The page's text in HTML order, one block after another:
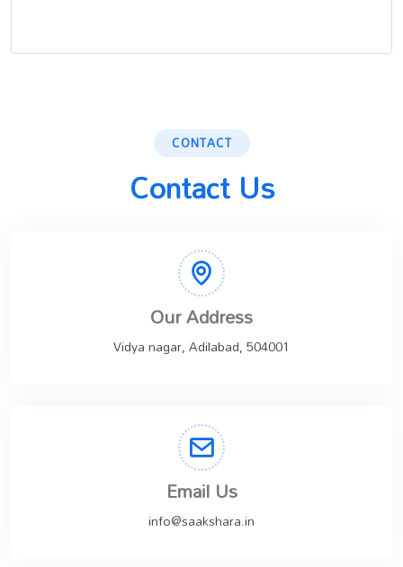
CONTACT
Contact Us
Our Address
Vidya nagar, Adilabad, 504001
Email Us
info@saakshara.in